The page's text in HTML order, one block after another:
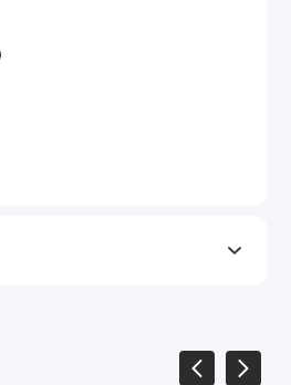
у спиртах та